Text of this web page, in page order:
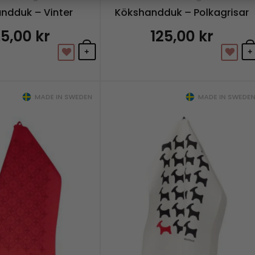
– Vinter
kr
+
Kökshandduk – Polkagrisar
125,00 kr
+
MADE IN SWEDEN MADE IN SWEDEN